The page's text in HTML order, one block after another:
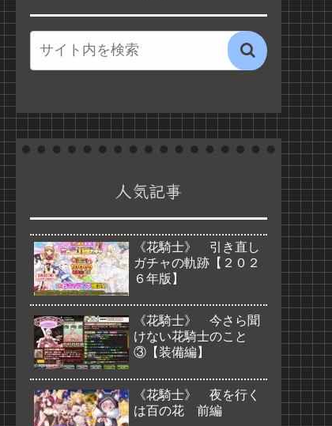
人気記事
《花騎士》 引き直し
ガチャの軌跡【２０２
６年版】
《花騎士》 今さら聞
けない花騎士のこと
③【装備編】
《花騎士》 夜を行く
は百の花 前編